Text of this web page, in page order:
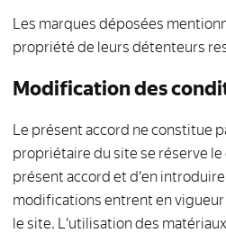
Les marques déposées
propriété de leurs détenteurs
Modification des
Le présent accord ne constitue
propriétaire du site se réserve
présent accord et d'en introduire
modifications entrent en
le site. L'utilisation des